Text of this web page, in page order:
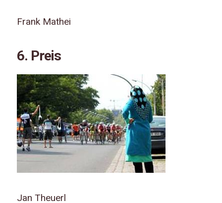
Frank Mathei
6. Preis
Jan Theuerl